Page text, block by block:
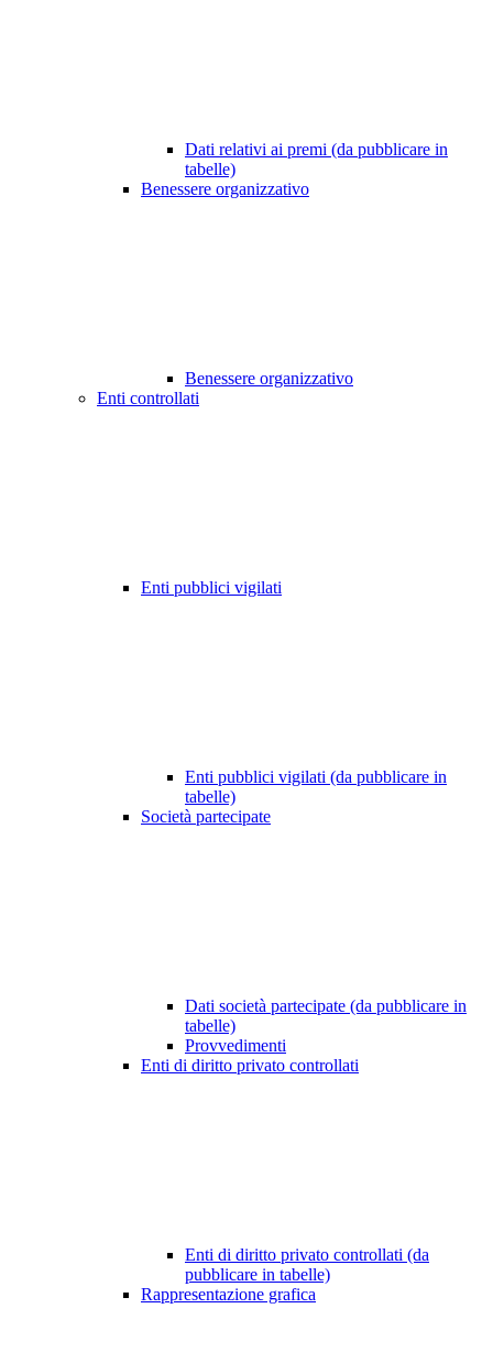
Dati relativi ai premi (da pubblicare in
tabelle)
Benessere organizzativo
Benessere organizzativo
Enti controllati
Enti pubblici vigilati
Enti pubblici vigilati (da pubblicare in
tabelle)
Società partecipate
Dati società partecipate (da pubblicare in
tabelle)
Provvedimenti
Enti di diritto privato controllati
Enti di diritto privato controllati (da
pubblicare in tabelle)
Rappresentazione grafica